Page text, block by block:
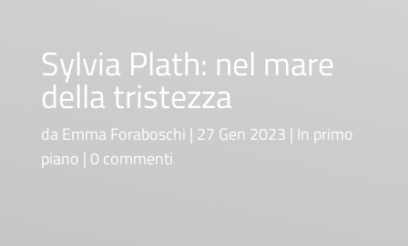
Sylvia Plath: nel mare
della tristezza
daEmma Foraboschi 27 Gen 2023 In primo
piano 0 commenti